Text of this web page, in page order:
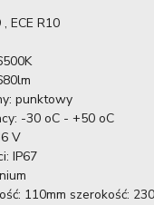
ECE R10
punktowy
-30 oC - +50 oC
V
IP67
110mm szerokość: